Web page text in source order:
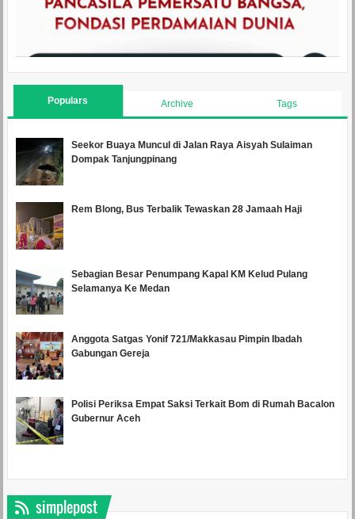
Populars Archive Tags
Seekor Buaya Muncul di Jalan Raya Aisyah Sulaiman
Dompak Tanjungpinang
Rem Blong, Bus Terbalik Tewaskan 28 Jamaah Haji
Sebagian Besar Penumpang Kapal KM Kelud Pulang
Selamanya Ke Medan
Anggota Satgas Yonif 721/Makkasau Pimpin Ibadah
Gabungan Gereja
Polisi Periksa Empat Saksi Terkait Bom di Rumah Bacalon
Gubernur Aceh
simplepost